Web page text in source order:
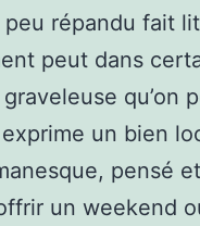
répandu fait
peut dans
qu’on
un bien
pensé
un weekend